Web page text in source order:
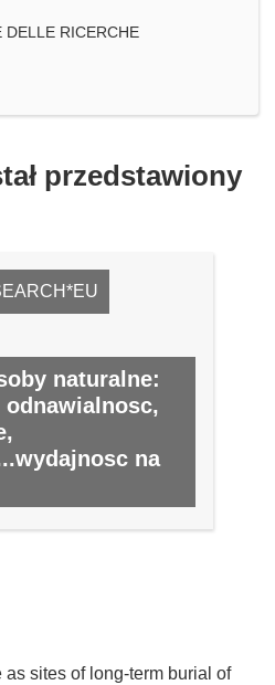
RICERCHE
przedstawiony
naturalne:
na
as sites of long-term burial of